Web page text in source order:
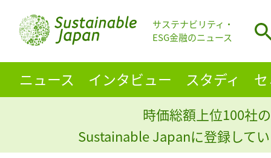
サステナビリティ・
ESG金融のニュース
ニュース インタビュー スタディ
時価総額上位100社
Sustainable Japanに登録して